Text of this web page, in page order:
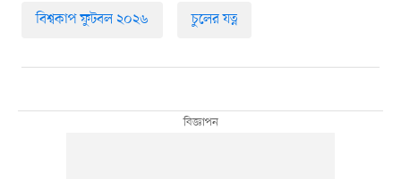
বিশ্বকাপ ফুটবল ২০২৬ চুলের যত্ন